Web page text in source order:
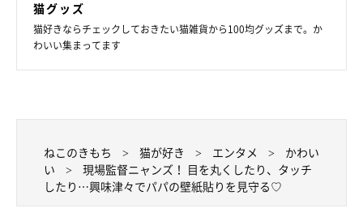
猫グッズ
猫好きならチェックしておきたい猫雑貨から100均グッズまで。か
わいい集まってます
ねこのきもち 猫が好き エンタメ
かわい
い
現場監督ニャンズ！ 目を丸くしたり、タッチ
したり…興味津々でパパの壁紙貼りを見守る♡